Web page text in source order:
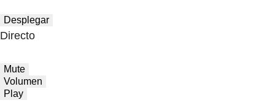
Desplegar
Directo
Mute
Volumen
Play